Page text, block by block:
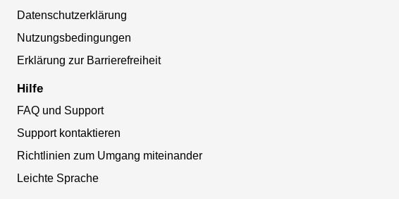
Datenschutzerklärung
Nutzungsbedingungen
Erklärung zur Barrierefreiheit
Hilfe
FAQ und Support
Support kontaktieren
Richtlinien zum Umgang miteinander
Leichte Sprache